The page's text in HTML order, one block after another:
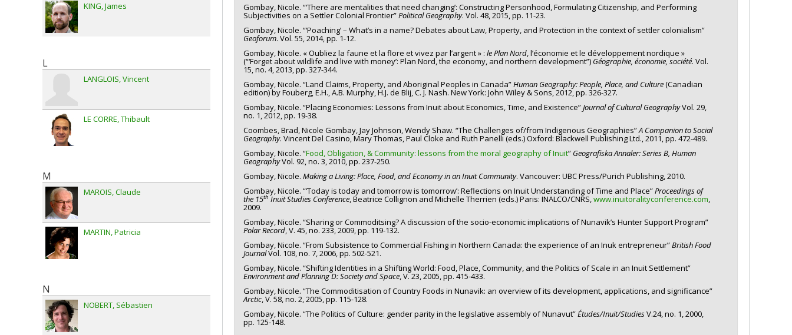
Gombay, Nicole. “‘There are mentalities that need changing’: Constructing Personhood, Formulating Citizenship, and Performing
Subjectivities on a Settler Colonial Frontier”Political Geography. Vol. 48, 2015, pp. 11-23.
Gombay, Nicole. “‘Poaching’ – What’s in a name? Debates about Law, Property, and Protection in the context of settler colonialism”
Geoforum. Vol. 55, 2014, pp. 1-12.
Gombay, Nicole. « Oubliez la faune et la flore et vivez par l’argent » : le Plan Nord, l’économie et le développement nordique »
(“‘Forget about wildlife and live with money’: Plan Nord, the economy, and northern development”) Géographie, économie, société. Vol.
15, no. 4, 2013, pp. 327-344.
Gombay, Nicole. “Land Claims, Property, and Aboriginal Peoples in Canada”Human Geography: People, Place, and Culture(Canadian
edition) by Fouberg, E.H., A.B. Murphy, H.J. de Blij, C. J. Nash. New York: John Wiley & Sons, 2012, pp. 326-327.
Gombay, Nicole. “Placing Economies: Lessons from Inuit about Economics, Time, and Existence”Journal of Cultural GeographyVol. 29,
no. 1, 2012, pp. 19-38.
Coombes, Brad, Nicole Gombay, Jay Johnson, Wendy Shaw. “The Challenges of/from Indigenous Geographies”A Companion to Social
Geography. Vincent Del Casino, Mary Thomas, Paul Cloke and Ruth Panelli (eds.) Oxford: Blackwell Publishing Ltd., 2011, pp. 472-489.
Gombay, Nicole. “Food, Obligation, & Community: lessons from the moral geography of Inuit” Geografiska Annaler: Series B, Human
GeographyVol. 92, no. 3, 2010, pp. 237-250.
Gombay, Nicole. Making a Living: Place, Food, and Economy in an Inuit Community. Vancouver: UBC Press/Purich Publishing, 2010.
Gombay, Nicole. “‘Today is today and tomorrow is tomorrow’: Reflections on Inuit Understanding of Time and Place”Proceedings of
the 15th Inuit Studies Conference, Beatrice Collignon and Michelle Therrien (eds.) Paris: INALCO/CNRS,www.inuitoralityconference.com,
2009.
Gombay, Nicole. “Sharing or Commoditsing? A discussion of the socio-economic implications of Nunavik’s Hunter Support Program”
Polar Record, V. 45, no. 233, 2009, pp. 119-132.
Gombay, Nicole. “From Subsistence to Commercial Fishing in Northern Canada: the experience of an Inuk entrepreneur”British Food
JournalVol. 108, no. 7, 2006, pp. 502-521.
Gombay, Nicole. “Shifting Identities in a Shifting World: Food, Place, Community, and the Politics of Scale in an Inuit Settlement”
Environment and Planning D: Society and Space, V. 23, 2005, pp. 415-433.
Gombay, Nicole. “The Commoditisation of Country Foods in Nunavik: an overview of its development, applications, and significance”
Arctic, V. 58, no. 2, 2005, pp. 115-128.
Gombay, Nicole. “The Politics of Culture: gender parity in the legislative assembly of Nunavut”Études/Inuit/StudiesV.24, no. 1, 2000,
pp. 125-148.
KING James
L
LANGLOIS Vincent
LE CORRE Thibault
M
MAROIS Claude
MARTIN Patricia
N
NOBERT Sébastien